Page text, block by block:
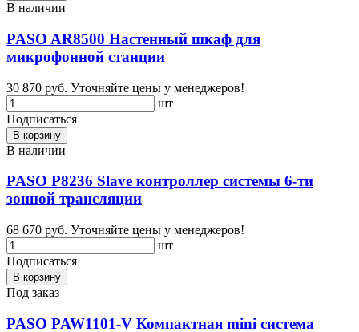
В наличии
PASO AR8500 Настенный шкаф для
микрофонной станции
30 870 руб. Уточняйте цены у менеджеров!
шт
Подписаться
В корзину
В наличии
PASO P8236 Slave контроллер системы 6-ти
зонной трансляции
68 670 руб. Уточняйте цены у менеджеров!
шт
Подписаться
В корзину
Под заказ
PASO PAW1101-V Компактная mini система